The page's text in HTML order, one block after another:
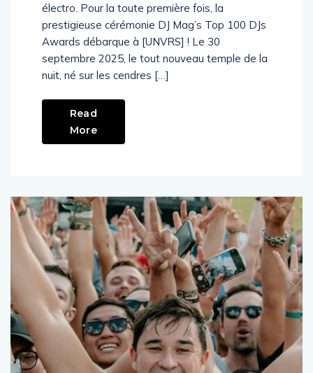
électro. Pour la toute première fois, la
prestigieuse cérémonie DJ Mag’s Top 100 DJs
Awards débarque à [UNVRS] ! Le 30
septembre 2025, le tout nouveau temple de la
nuit, né sur les cendres […]
Read
More